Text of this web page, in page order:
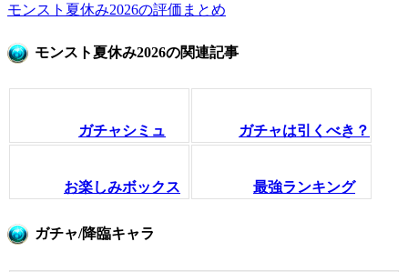
モンスト夏休み2026の評価まとめ
モンスト夏休み2026の関連記事
ガチャシミュ ガチャは引くべき？
お楽しみボックス 最強ランキング
ガチャ/降臨キャラ